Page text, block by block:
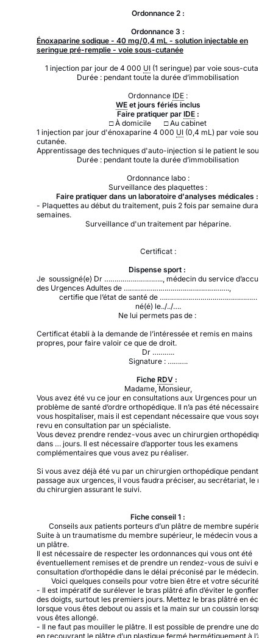
Ordonnance 2 :
Ordonnance 3 :
Énoxaparine sodique - 40 mg/0,4 mL - solution injectable en
seringue pré-remplie - voie sous-cutanée
1 injection par jour de 4 000 UI(1 seringue) par voie sous-cutanée
Durée : pendant toute la durée d’immobilisation
Ordonnance IDE :
WEet jours fériés inclus
Faire pratiquer par IDE:
□À domicile □Au cabinet
1 injection par jour d'énoxaparine 4 000 UI (0,4 mL) par voie sous-
cutanée.
Apprentissage des techniques d'auto-injection si le patient le
Durée : pendant toute la durée d’immobilisation
Ordonnance labo :
Surveillance des plaquettes :
Faire pratiquer dans un laboratoire d'analyses médicales :
- Plaquettes au début du traitement, puis 2 fois par semaine durant 4
semaines.
Surveillance d'un traitement par héparine.
Certificat :
Dispense sport :
Je soussigné(e) Dr ……………………….., médecin du service d’accueil
des Urgences Adultes de …………………………………………….,
certifie que l’état de santé de …………………………………………
né(é) le../../….
Ne lui permets pas de :
Certificat établi à la demande de l’intéressée et remis en mains
propres, pour faire valoir ce que de droit.
Dr ………..
Signature : ……….
Fiche RDV :
Madame, Monsieur,
Vous avez été vu ce jour en consultations aux Urgences pour un
problème de santé d’ordre orthopédique. Il n’a pas été nécessaire de
vous hospitaliser, mais il est cependant nécessaire que vous soyez
revu en consultation par un spécialiste.
Vous devez prendre rendez-vous avec un chirurgien orthopédique
dans … jours. Il est nécessaire d’apporter tous les examens
complémentaires que vous avez pu réaliser.
Si vous avez déjà été vu par un chirurgien orthopédique pendant
passage aux urgences, il vous faudra préciser, au secrétariat, le nom
du chirurgien assurant le suivi.
Fiche conseil 1 :
Conseils aux patients porteurs d’un plâtre de membre supérieur
Suite à un traumatisme du membre supérieur, le médecin vous a
un plâtre.
Il est nécessaire de respecter les ordonnances qui vous ont été
éventuellement remises et de prendre un rendez-vous de suivi en
consultation d’orthopédie dans le délai préconisé par le médecin.
Voici quelques conseils pour votre bien être et votre sécurité :
- Il est impératif de surélever le bras plâtré afin d’éviter le gonflement
des doigts, surtout les premiers jours. Mettez le bras plâtré en
lorsque vous êtes debout ou assis et la main sur un coussin lorsque
vous êtes allongé.
- Il ne faut pas mouiller le plâtre. Il est possible de prendre une
en recouvrant le plâtre d’un plastique fermé hermétiquement à l’aide